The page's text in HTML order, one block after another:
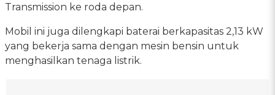
Transmission ke roda depan.
Mobil ini juga dilengkapi baterai berkapasitas 2,13 kW
yang bekerja sama dengan mesin bensin untuk
menghasilkan tenaga listrik.